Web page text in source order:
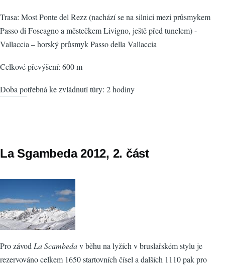
Trasa: Most Ponte del Rezz (nachází se na silnici mezi průsmykem
Passo di Foscagno a městečkem Livigno, ještě před tunelem) -
Vallaccia – horský průsmyk Passo della Vallaccia
Celkové převýšení: 600 m
Doba potřebná ke zvládnutí túry: 2 hodiny
La Sgambeda 2012, 2. část
Pro závod La Scambedav běhu na lyžích v bruslařském stylu je
rezervováno celkem 1650 startovních čísel a dalších 1110 pak pro